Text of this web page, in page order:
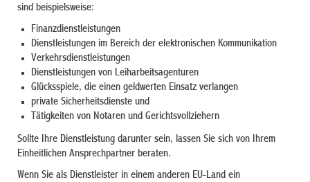
sind beispielsweise:
Finanzdienstleistungen
Dienstleistungen im Bereich der elektronischen Kommunikation
Verkehrsdienstleistungen
Dienstleistungen von Leiharbeitsagenturen
Glücksspiele, die einen geldwerten Einsatz verlangen
private Sicherheitsdienste und
Tätigkeiten von Notaren und Gerichtsvollziehern
Sollte Ihre Dienstleistung darunter sein, lassen Sie sich von Ihrem
Einheitlichen Ansprechpartner beraten.
Wenn Sie als Dienstleister in einem anderen EU-Land ein